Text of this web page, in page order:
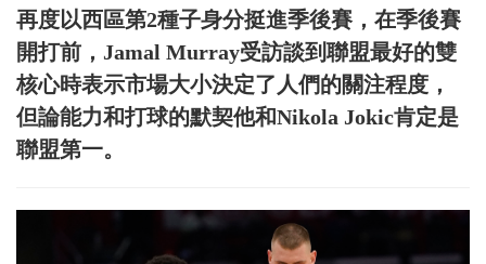
再度以西區第2種子身分挺進季後賽，在季後賽
開打前，Jamal Murray受訪談到聯盟最好的雙
核心時表示市場大小決定了人們的關注程度，
但論能力和打球的默契他和Nikola Jokic肯定是
聯盟第一。